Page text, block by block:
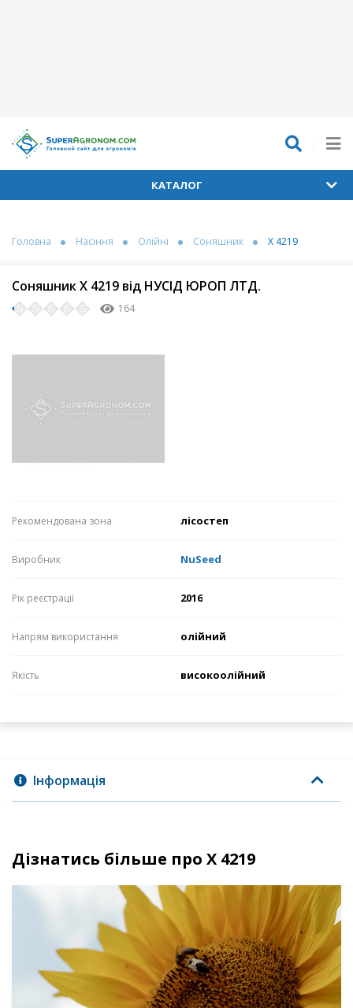
КАТАЛОГ
Головна Насіння Олійні Соняшник Х 4219
Соняшник Х 4219 від НУСІД ЮРОП ЛТД.
164
Рекомендована зона лісостеп
Виробник NuSeed
Рік реєстрації 2016
Напрям використання олійний
Якість високоолійний
Інформація
Дізнатись більше про Х 4219